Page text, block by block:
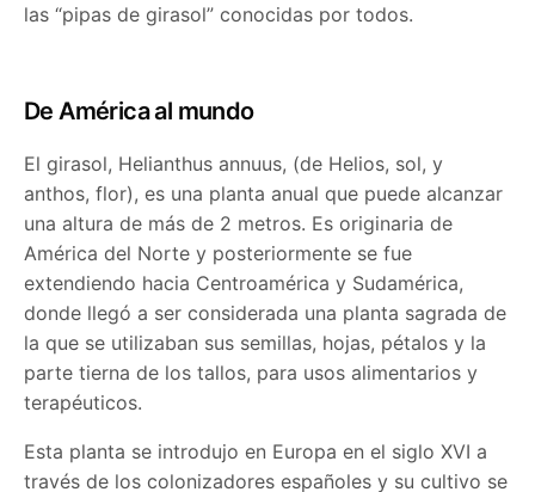
las “pipas de girasol” conocidas por todos.
De América al mundo
El girasol, Helianthus annuus, (de Helios, sol, y
anthos, flor), es una planta anual que puede alcanzar
una altura de más de 2 metros. Es originaria de
América del Norte y posteriormente se fue
extendiendo hacia Centroamérica y Sudamérica,
donde llegó a ser considerada una planta sagrada de
la que se utilizaban sus semillas, hojas, pétalos y la
parte tierna de los tallos, para usos alimentarios y
terapéuticos.
Esta planta se introdujo en Europa en el siglo XVI a
través de los colonizadores españoles y su cultivo se